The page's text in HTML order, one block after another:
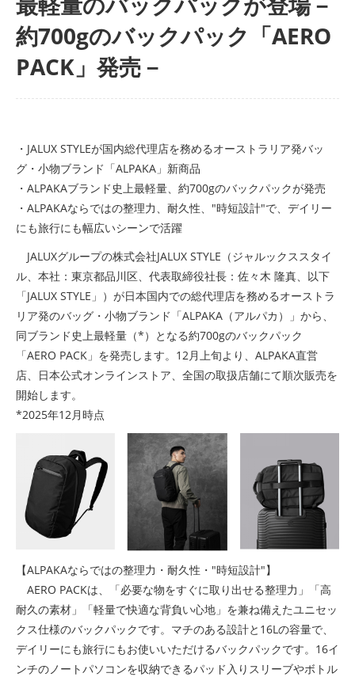
約700gのバックパック「AERO
PACK」発売－
・JALUX STYLEが国内総代理店を務めるオーストラリア発バッ
グ・小物ブランド「ALPAKA」新商品
・ALPAKAブランド史上最軽量、約700gのバックパックが発売
・ALPAKAならではの整理力、耐久性、"時短設計"で、デイリー
にも旅行にも幅広いシーンで活躍
JALUXグループの株式会社JALUX STYLE（ジャルックススタイ
ル、本社：東京都品川区、代表取締役社長：佐々木 隆真、以下
「JALUX STYLE」）が日本国内での総代理店を務めるオーストラ
リア発のバッグ・小物ブランド「ALPAKA（アルパカ）」から、
同ブランド史上最軽量（*）となる約700gのバックパック
「AERO PACK」を発売します。12月上旬より、ALPAKA直営
店、日本公式オンラインストア、全国の取扱店舗にて順次販売を
開始します。
*2025年12月時点
【ALPAKAならではの整理力・耐久性・"時短設計"】
AERO PACKは、「必要な物をすぐに取り出せる整理力」「高
耐久の素材」「軽量で快適な背負い心地」を兼ね備えたユニセッ
クス仕様のバックパックです。マチのある設計と16Lの容量で、
デイリーにも旅行にもお使いいただけるバックパックです。16イ
ンチのノートパソコンを収納できるパッド入りスリーブやボトル